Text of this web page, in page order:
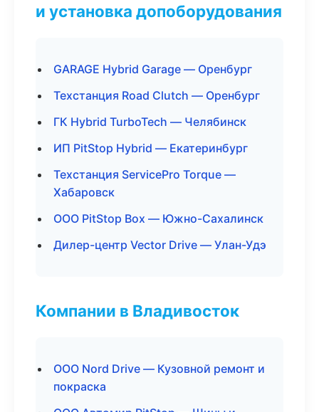
и установка допоборудования
GARAGE Hybrid Garage — Оренбург
Техстанция Road Clutch — Оренбург
ГК Hybrid TurboTech — Челябинск
ИП PitStop Hybrid — Екатеринбург
Техстанция ServicePro Torque —
Хабаровск
ООО PitStop Box — Южно-Сахалинск
Дилер-центр Vector Drive — Улан-Удэ
Компании в Владивосток
ООО Nord Drive — Кузовной ремонт и
покраска